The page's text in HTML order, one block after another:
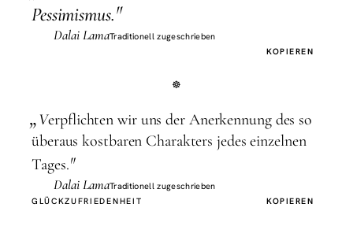
Pessimismus."
Dalai LamaTraditionell zugeschrieben
KOPIEREN
„Verpflichten wir uns der Anerkennung des so
überaus kostbaren Charakters jedes einzelnen
Tages."
Dalai LamaTraditionell zugeschrieben
GLÜCKZUFRIEDENHEIT KOPIEREN